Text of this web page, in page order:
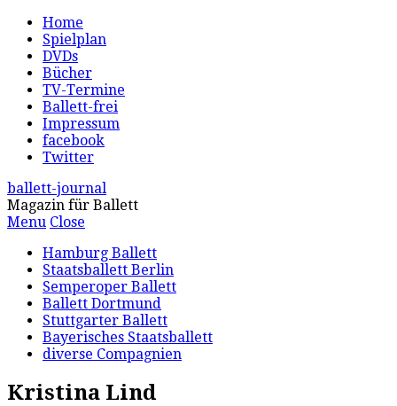
Home
Spielplan
DVDs
Bücher
TV-Termine
Ballett-frei
Impressum
facebook
Twitter
ballett-journal
Magazin für Ballett
Menu Close
Hamburg Ballett
Staatsballett Berlin
Semperoper Ballett
Ballett Dortmund
Stuttgarter Ballett
Bayerisches Staatsballett
diverse Compagnien
Kristina Lind